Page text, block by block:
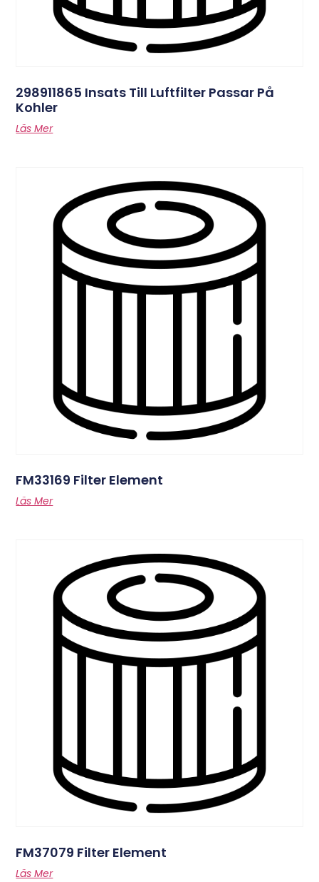
298911865 Insats Till Luftfilter Passar På
Kohler
Läs Mer
FM33169 Filter Element
Läs Mer
FM37079 Filter Element
Läs Mer